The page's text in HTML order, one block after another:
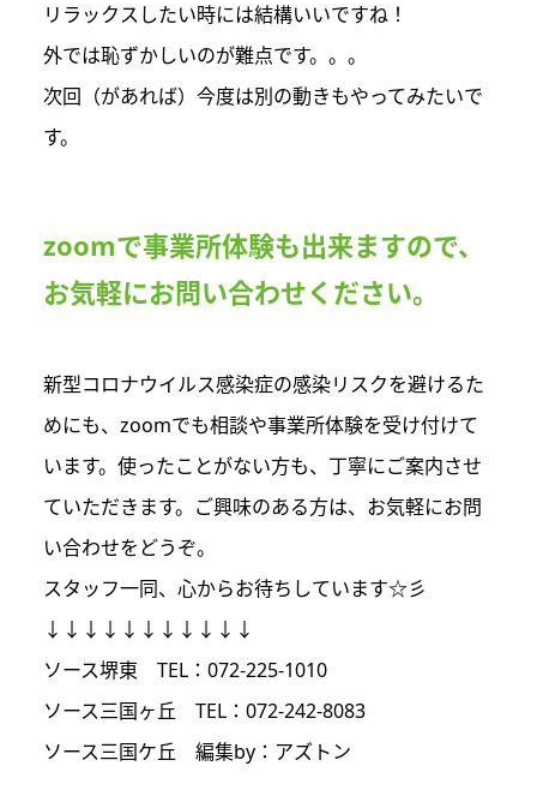
リラックスしたい時には結構いいですね！
外では恥ずかしいのが難点です。。。
次回（があれば）今度は別の動きもやってみたいで
す。
zoomで事業所体験も出来ますので、
お気軽にお問い合わせください。
新型コロナウイルス感染症の感染リスクを避けるた
めにも、zoomでも相談や事業所体験を受け付けて
います。使ったことがない方も、丁寧にご案内させ
ていただきます。ご興味のある方は、お気軽にお問
い合わせをどうぞ。
スタッフ一同、心からお待ちしています☆彡
↓↓↓↓↓↓↓↓↓↓↓
ソース堺東 TEL：072-225-1010
ソース三国ヶ丘 TEL：072-242-8083
ソース三国ケ丘 編集by：アズトン